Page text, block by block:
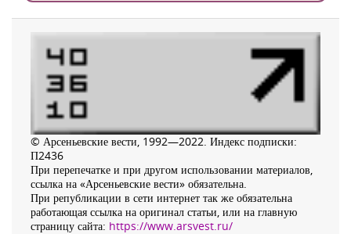
© Арсеньевские вести, 1992—2022. Индекс подписки:
П2436
При перепечатке и при другом использовании материалов,
ссылка на «Арсеньевские вести» обязательна.
При републикации в сети интернет так же обязательна
работающая ссылка на оригинал статьи, или на главную
страницу сайта: https://www.arsvest.ru/